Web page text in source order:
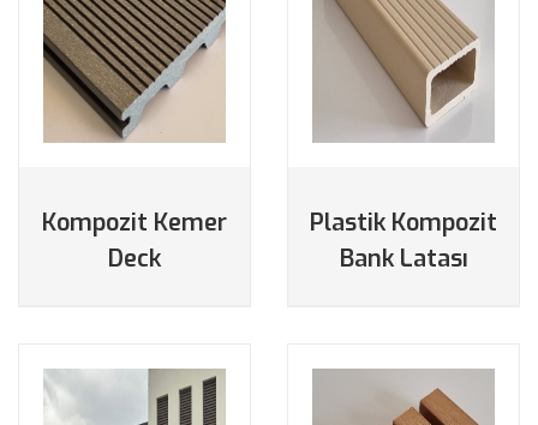
Kompozit Kemer
Deck
Plastik Kompozit
Bank Latası